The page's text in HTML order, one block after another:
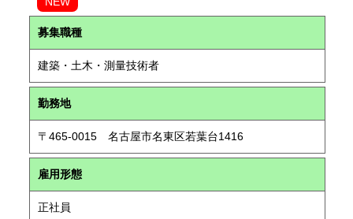
募集職種
建築・土木・測量技術者
勤務地
〒465-0015 名古屋市名東区若葉台1416
雇用形態
正社員